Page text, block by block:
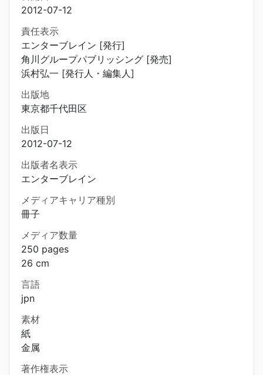
2012-07-12
責任表示
エンターブレイン [発行]
角川グループパブリッシング [発売]
浜村弘一 [発行人・編集人]
出版地
東京都千代田区
出版日
2012-07-12
出版者名表示
エンターブレイン
メディアキャリア種別
冊子
メディア数量
250 pages
26 cm
言語
jpn
素材
紙
金属
著作権表示